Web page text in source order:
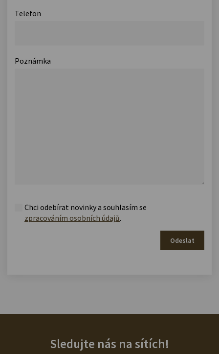
Telefon
Poznámka
Chci odebírat novinky a souhlasím se
zpracováním osobních údajů.
Odeslat
Sledujte nás na sítích!